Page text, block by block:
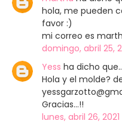
hola, me pueden
favor :)
mi correo es
domingo, abril 25,
Yess ha dicho
Hola y el molde?
Gracias...!!
lunes, abril 26, 2021